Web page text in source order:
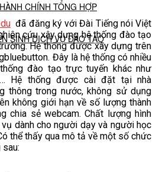
CHÍNH TỔNG HỢP
SINH DỊCH VỤ ĐÀO TẠO
đã đăng ký với Đài Tiếng nói Việt
cứu xây dựng hệ thống đào tạo
Hệ thống được xây dựng trên
Đây là hệ thống có nhiều
đào tạo trực tuyến khác như
Hệ thống được cài đặt tại nhà
thông trong nước, không sử dụng
không giới hạn về số lượng thành
chia sẻ webcam. Chất lượng hình
dành cho người dạy và người học
thể thấy qua mô tả về một số chức